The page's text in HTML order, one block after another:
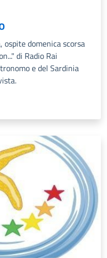
domenica scorsa
di Radio Rai
e del Sardinia